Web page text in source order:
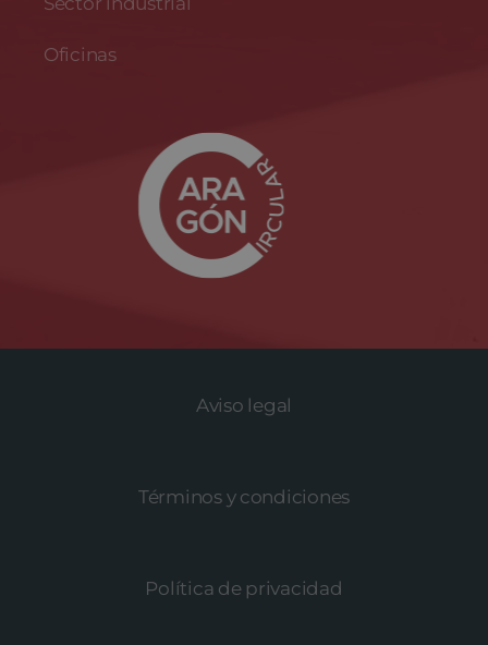
Oficinas
Aviso legal
Términos y condiciones
Política de privacidad